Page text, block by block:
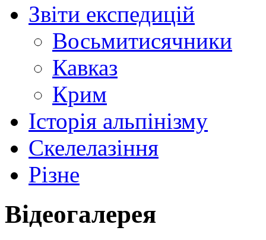
Звіти експедицій
Восьмитисячники
Кавказ
Крим
Історія альпінізму
Скелелазіння
Різне
Відеогалерея